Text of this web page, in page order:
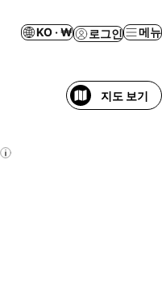
KO · ₩ 로그인 메뉴
지도 보기